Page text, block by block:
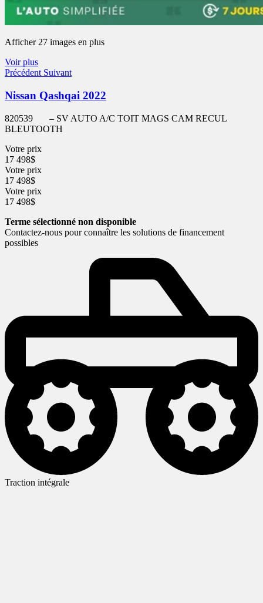
Afficher 27 images en plus
Voir plus
Précédent Suivant
Nissan Qashqai 2022
820539
– SV AUTO A/C TOIT MAGS CAM RECUL
BLEUTOOTH
Votre prix
17 498$
Votre prix
17 498$
Votre prix
17 498$
Terme sélectionné non disponible
Contactez-nous pour connaître les solutions de financement
possibles
Traction intégrale